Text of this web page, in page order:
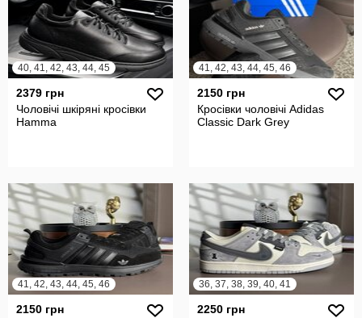
40, 41, 42, 43, 44, 45
2379 грн
Чоловічі шкіряні кросівки
Hamma
41, 42, 43, 44, 45, 46
2150 грн
Кросівки чоловічі Adidas
Classic Dark Grey
41, 42, 43, 44, 45, 46
2150 грн
36, 37, 38, 39, 40, 41
2250 грн